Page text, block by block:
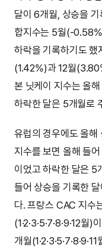
달이 6개월, 상승을
합지수는 5월(-
하락을 기록하기도 했
(1.42%)과 12월
본 닛케이 지수는 올해
하락한 달은 5개월로
유럽의 경우에도 올해
지수를 보면 올해 들어
이었고 하락한 달은 5
들어 상승을 기록한 달
다. 프랑스 CAC 지수
(1·2·3·5·7·8·9·12
개월